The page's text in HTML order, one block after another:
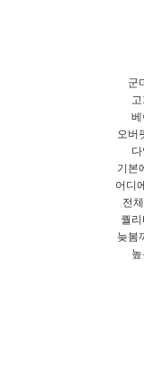
군
베
오버
기본
어디
전
퀄
늦봄